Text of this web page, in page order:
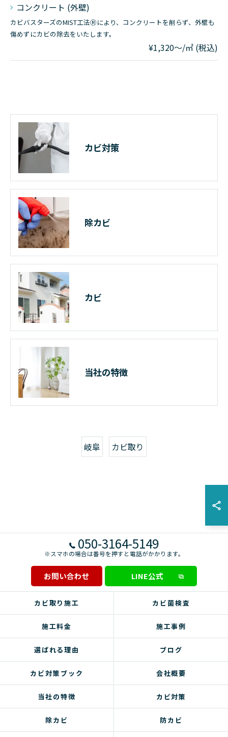
コンクリート (外壁)
カビバスターズのMIST工法Ⓡにより、コンクリートを削らず、外壁も
傷めずにカビの除去をいたします。
¥1,320～/㎡ (税込)
カビ対策
除カビ
カビ
当社の特徴
岐阜 カビ取り
050-3164-5149
※スマホの場合は番号を押すと電話がかかります。
お問い合わせ LINE公式
カビ取り施工 カビ菌検査
施工料金 施工事例
選ばれる理由 ブログ
カビ対策ブック 会社概要
当社の特徴 カビ対策
除カビ 防カビ